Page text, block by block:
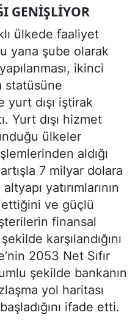
GENIŞLIYOR
ülkede faaliyet
yana şube olarak
ikinci
statüsüne
dışı iştirak
Yurt dışı hizmet
ülkeler
aldığı
7 milyar dolara
yatırımlarının
ve güçlü
finansal
karşılandığını
2053 Net Sıfır
şekilde bankanın
yol haritası
ifade etti.